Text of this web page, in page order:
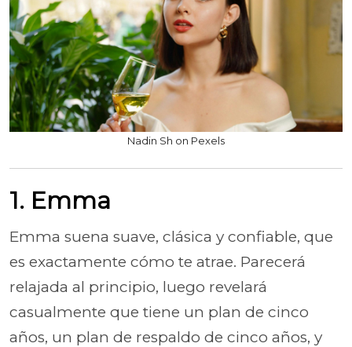
Nadin Sh on Pexels
1. Emma
Emma suena suave, clásica y confiable, que
es exactamente cómo te atrae. Parecerá
relajada al principio, luego revelará
casualmente que tiene un plan de cinco
años, un plan de respaldo de cinco años, y